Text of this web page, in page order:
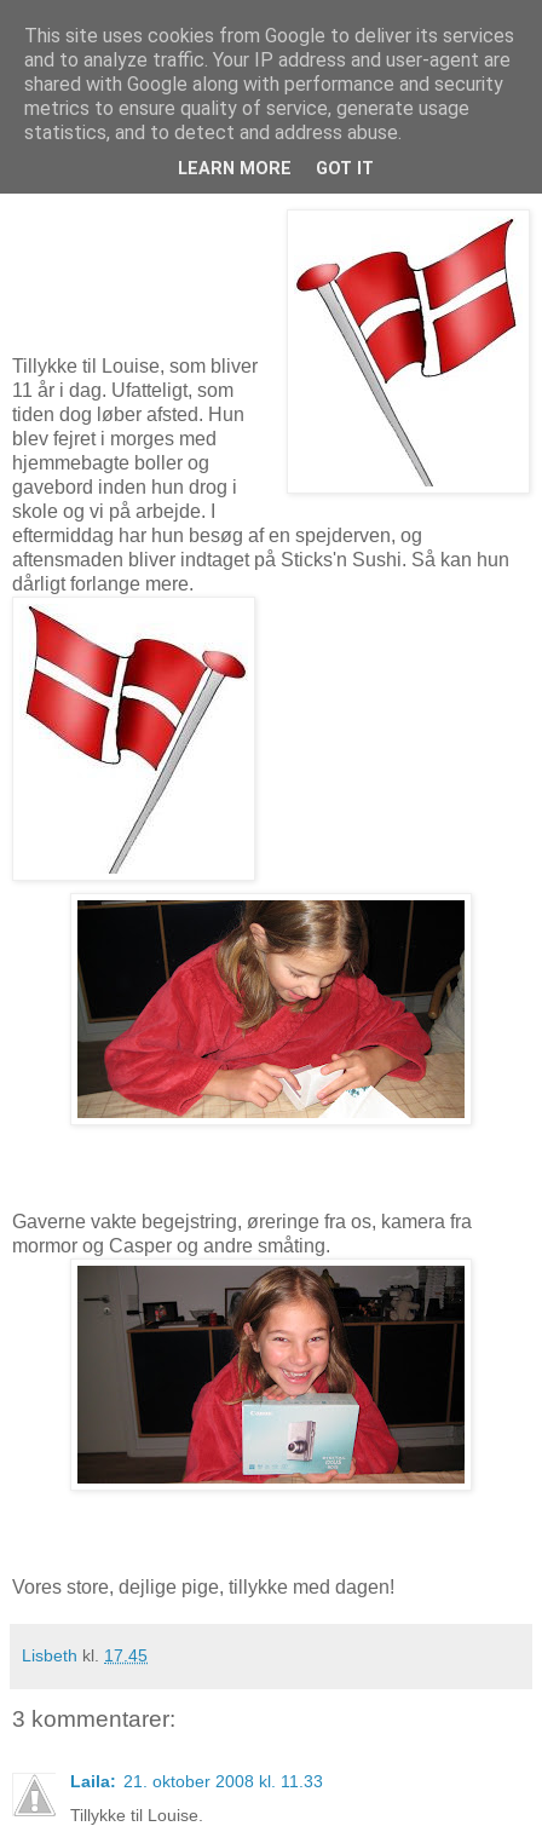
Troldesofie
mandag den 20. oktober 2008
Tillykke med fødselsdagen
Tillykke til Louise, som bliver
11 år i dag. Ufatteligt, som
tiden dog løber afsted. Hun
blev fejret i morges med
hjemmebagte boller og
gavebord inden hun drog i
skole og vi på arbejde. I
eftermiddag har hun besøg af en spejderven, og
aftensmaden bliver indtaget på Sticks'n Sushi. Så kan hun
dårligt forlange mere.
Gaverne vakte begejstring, øreringe fra os, kamera fra
mormor og Casper og andre småting.
Vores store, dejlige pige, tillykke med dagen!
Lisbeth kl. 17.45
3 kommentarer:
Laila: 21. oktober 2008 kl. 11.33
Tillykke til Louise.
This site uses cookies from Google to deliver its services
and to analyze traffic. Your IP address and user-agent are
shared with Google along with performance and security
metrics to ensure quality of service, generate usage
statistics, and to detect and address abuse.
LEARN MORE GOT IT